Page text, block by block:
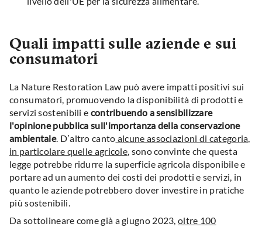
Quali impatti sulle aziende e sui
consumatori
La Nature Restoration Law può avere impatti positivi sui
consumatori, promuovendo la disponibilità di prodotti e
servizi sostenibili e contribuendo a sensibilizzare
l'opinione pubblica sull'importanza della conservazione
ambientale. D’altro canto alcune associazioni di categoria,
in particolare quelle agricole, sono convinte che questa
legge potrebbe ridurre la superficie agricola disponibile e
portare ad un aumento dei costi dei prodotti e servizi, in
quanto le aziende potrebbero dover investire in pratiche
più sostenibili.
Da sottolineare come già a giugno 2023,oltre 100